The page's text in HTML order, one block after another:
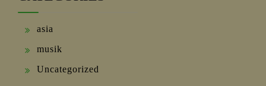
asia
musik
Uncategorized